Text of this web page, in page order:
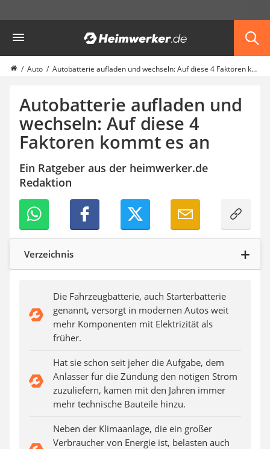
Garten
Akku-Laubsauger
Faltpavillon
Schlauchtrommel
Solar-Lichterkette außen
Teleskopleiter
Ameisengift
Pavillon
Sichtschutzstreifen
Akku-Laubbläser
Koifutter
Kassettenmarkise
Bosch-Heckenschere
Stihl-Laubbläser
Minidumper
Auto Autobatterie aufladen und wechseln: Auf diese 4 Faktoren kommt es an
Autobatterie aufladen und
wechseln: Auf diese 4
Faktoren kommt es an
Ein Ratgeber aus der heimwerker.de
Redaktion
Verzeichnis
Die Fahrzeugbatterie, auch Starterbatterie
genannt, versorgt in modernen Autos weit
mehr Komponenten mit Elektrizität als
früher.
Hat sie schon seit jeher die Aufgabe, dem
Anlasser für die Zündung den nötigen Strom
zuzuliefern, kamen mit den Jahren immer
mehr technische Bauteile hinzu.
Neben der Klimaanlage, die ein großer
Verbraucher von Energie ist, belasten auch